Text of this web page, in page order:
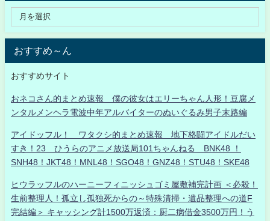
おすすめ～ん
おすすめサイト
おネコさん的まとめ速報 僕の彼女はエリーちゃん人形！豆腐メ
ンタルメンヘラ電波中年アルバイターのぬいぐるみ男子末路編
アイドッフル！ ワタクシ的まとめ速報 地下格闘アイドルだい
すき！23 ひうらのアニメ放送局101ちゃんねる BNK48 ！
SNH48！JKT48！MNL48！SGO48！GNZ48！STU48！SKE48
ヒウラッフルのハーニーフィニッシュゴミ屋敷補完計画 ＜必殺！
生前整理人！孤立し孤独死からの～特殊清掃・遺品整理への道F
完結編＞ キャッシング計1500万返済：厨二病借金3500万円！う